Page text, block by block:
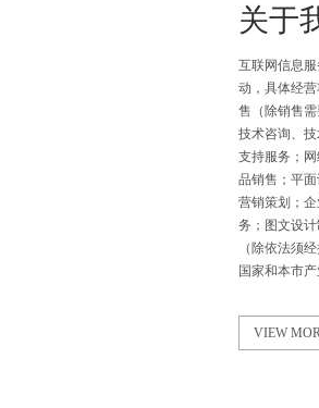
关于
互联网信息
动，具体经
售（除销售
技术咨询、
支持服务；
品销售；平
营销策划；
务；图文设
（除依法须
国家和本市
VIEW